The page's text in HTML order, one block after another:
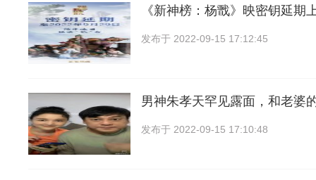
《新神榜：杨戬》映密钥延期
发布于 2022-09-15 17:12:45
男神朱孝天罕见露面，和老婆
发布于 2022-09-15 17:10:48